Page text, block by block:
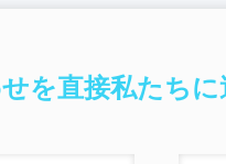
を直接私たち